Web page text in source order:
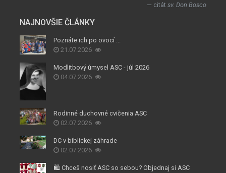
citát sv. Don Bosco
NAJNOVŠIE ČLÁNKY
Poznáte ich po ovocí ...
21.07.2026
Modlitbový úmysel ASC - júl 2026
04.07.2026
Rodinné duchovné cvičenia ASC
02.07.2026
DC v biblickej záhrade
02.07.2026
🛍️ Chceš nosiť ASC so sebou? Objednaj si ASC